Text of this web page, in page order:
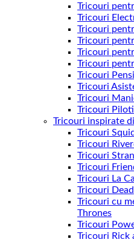
Tricouri
Tricouri
Tricouri
Tricouri
Tricouri
Tricouri
Tricouri
Tricouri
Tricouri
Tricouri Piloti
Tricouri inspirate
Tricouri
Tricouri
Tricouri
Tricouri
Tricouri La
Tricouri
Tricouri cu
Thrones
Tricouri
Tricouri Rick